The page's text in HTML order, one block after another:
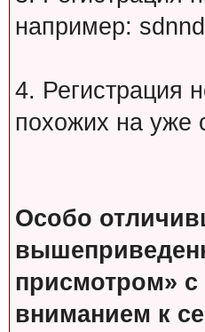
например:
4. Регистрация
похожих на уже
Особо
присмотром»
вниманием к